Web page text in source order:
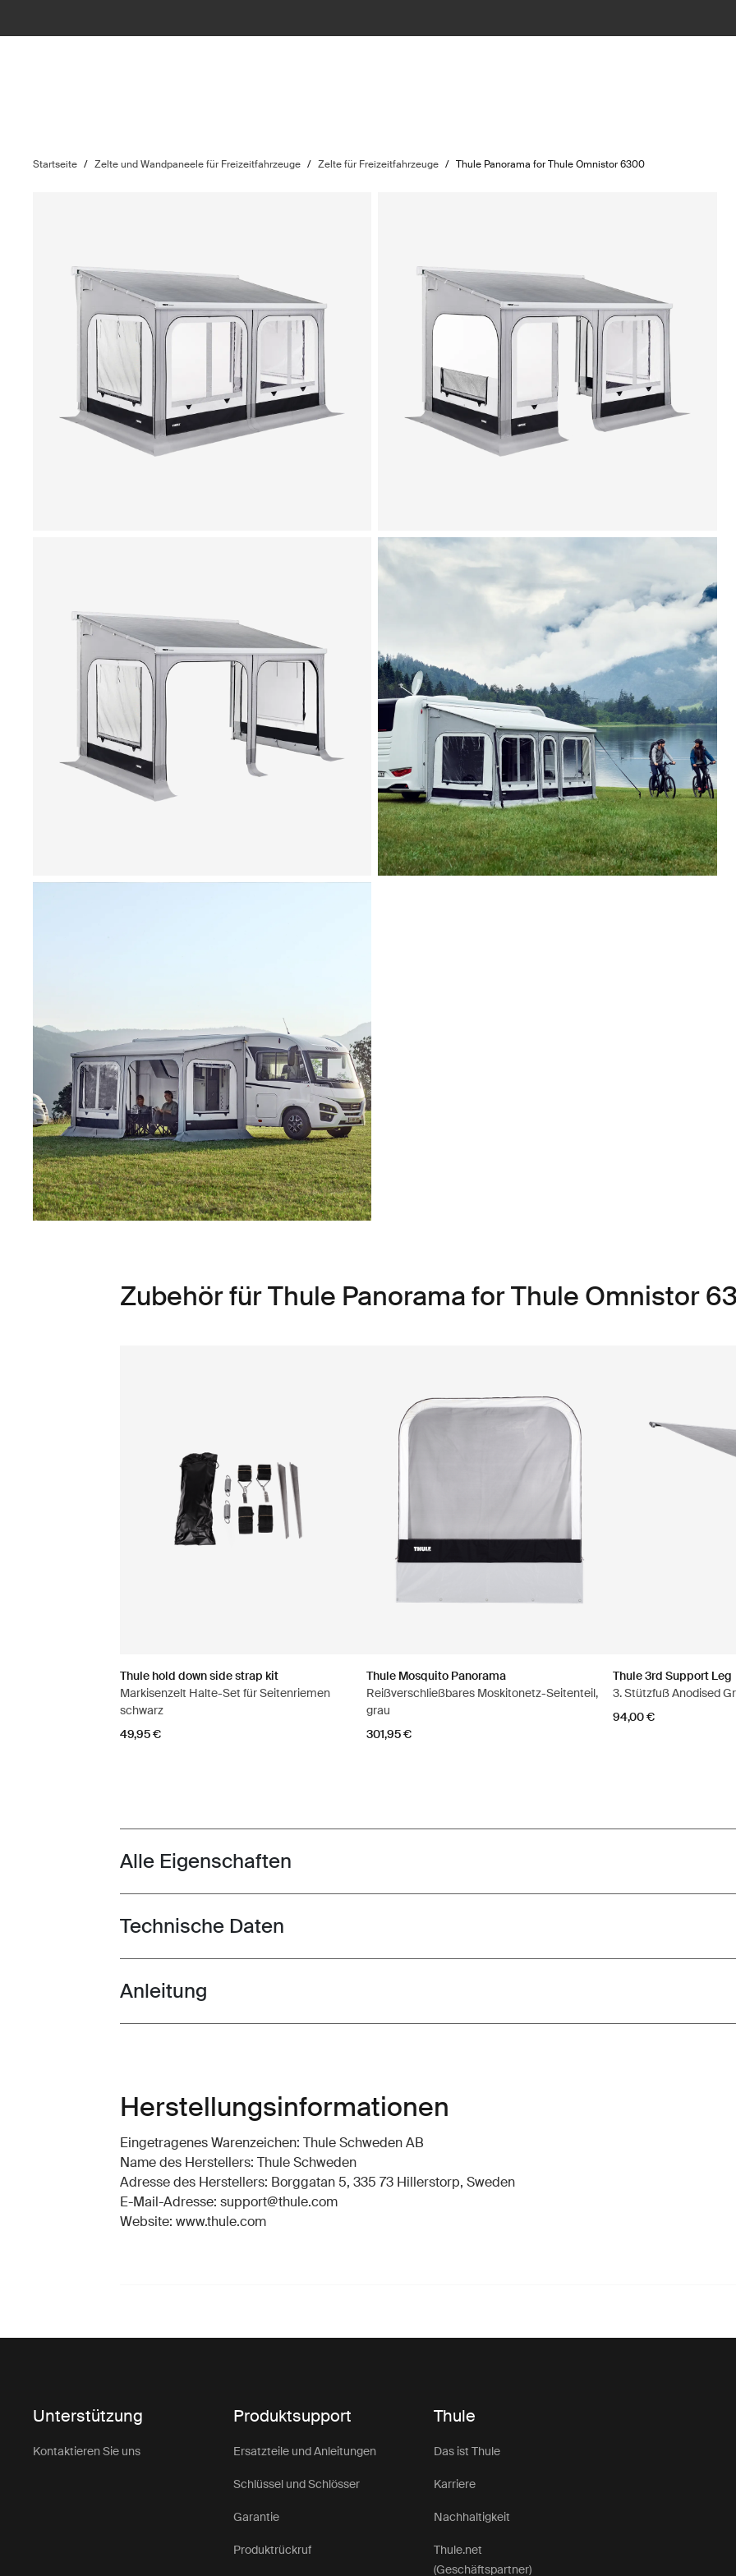
Startseite / Zelte und Wandpaneele für Freizeitfahrzeuge / Zelte für Freizeitfahrzeuge / Thule Panorama for Thule Omnistor 6300
Zubehör für Thule Panorama for Thule Omnistor
Thule hold down side strap kit
Markisenzelt Halte-Set für Seitenriemen
schwarz
49,95 €
Thule Mosquito Panorama
Reißverschließbares Moskitonetz-Seitenteil,
grau
301,95 €
Thule 3rd Support Leg
3. Stützfuß Anodised
94,00 €
Toggle features
Alle Eigenschaften
Toggle techspec
Technische Daten
Toggle guides and instructions
Anleitung
Herstellungsinformationen
Eingetragenes Warenzeichen: Thule Schweden AB
Name des Herstellers: Thule Schweden
Adresse des Herstellers: Borggatan 5, 335 73 Hillerstorp, Sweden
E-Mail-Adresse: support@thule.com
Website: www.thule.com
Unterstützung
Kontaktieren Sie uns
Produktsupport
Ersatzteile und Anleitungen
Schlüssel und Schlösser
Garantie
Produktrückruf
Thule
Das ist Thule
Karriere
Nachhaltigkeit
Thule.net
(Geschäftspartner)